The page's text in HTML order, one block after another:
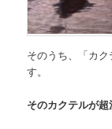
そのうち、「カ
す。
そのカクテルが超